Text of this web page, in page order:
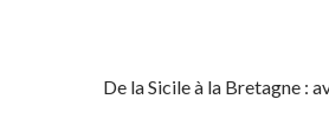
De la Sicile à la Bretagne :